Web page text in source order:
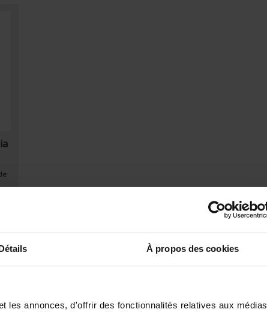
À propos des cookies
les annonces, d'offrir des fonctionnalités relatives aux médias